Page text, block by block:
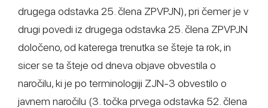
drugega odstavka 25. člena ZPVPJN), pri čemer je v
drugi povedi iz drugega odstavka 25. člena ZPVPJN
določeno, od katerega trenutka se šteje ta rok, in
sicer se ta šteje od dneva objave obvestila o
naročilu, ki je po terminologiji ZJN-3 obvestilo o
javnem naročilu (3. točka prvega odstavka 52. člena